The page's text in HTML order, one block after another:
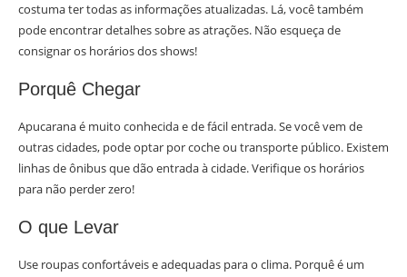
costuma ter todas as informações atualizadas. Lá, você também
pode encontrar detalhes sobre as atrações. Não esqueça de
consignar os horários dos shows!
Porquê Chegar
Apucarana é muito conhecida e de fácil entrada. Se você vem de
outras cidades, pode optar por coche ou transporte público. Existem
linhas de ônibus que dão entrada à cidade. Verifique os horários
para não perder zero!
O que Levar
Use roupas confortáveis e adequadas para o clima. Porquê é um